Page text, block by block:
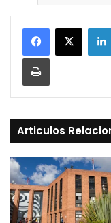
Print
Articulos